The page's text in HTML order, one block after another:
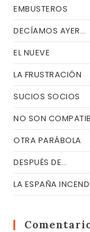
EMBUSTEROS
DECÍAMOS AYER…
EL NUEVE
LA FRUSTRACIÓN
SUCIOS SOCIOS
NO SON
OTRA PARÁBOLA
DESPUÉS DE…
LA ESPAÑA